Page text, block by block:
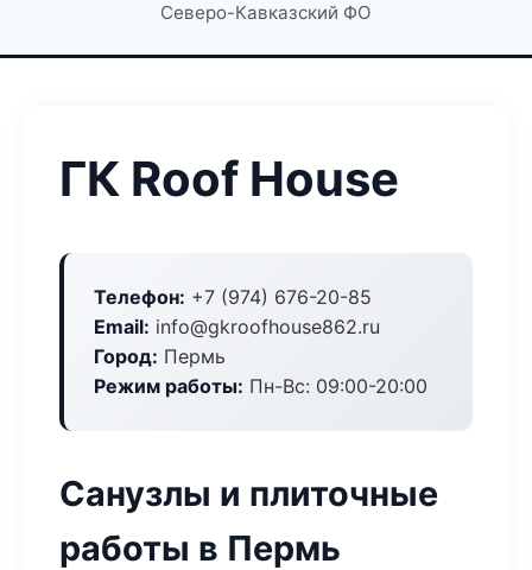
Северо-Кавказский ФО
ГК Roof House
Телефон: +7 (974) 676-20-85
Email: info@gkroofhouse862.ru
Город: Пермь
Режим работы: Пн-Вс: 09:00-20:00
Санузлы и плиточные
работы в Пермь